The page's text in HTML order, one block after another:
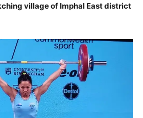
village of Imphal East district